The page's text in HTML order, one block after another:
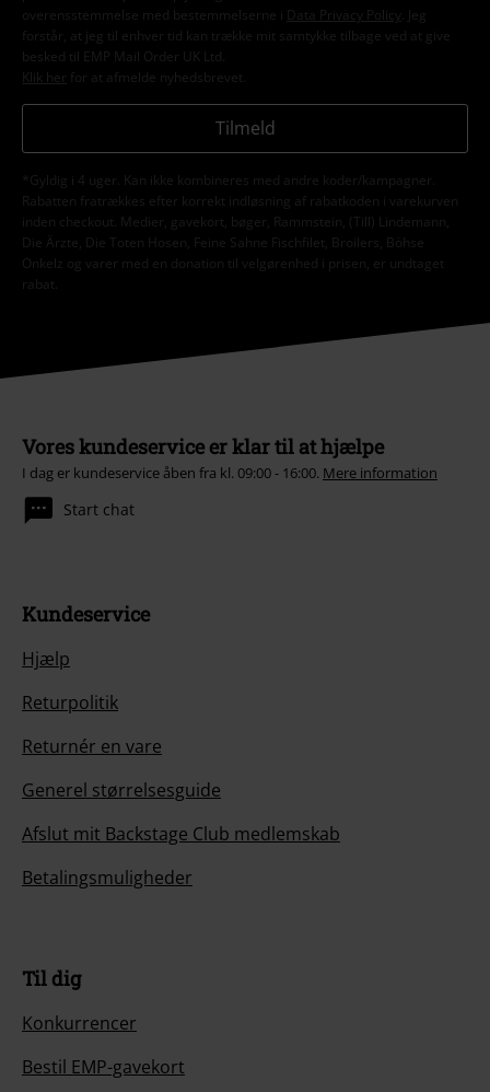
overensstemmelse med bestemmelserne i
Data Privacy Policy
. Jeg
forstår, at jeg til enhver tid kan trække mit samtykke tilbage ved at give
besked til EMP Mail Order UK Ltd.
Klik her
for at afmelde nyhedsbrevet.
Tilmeld
*Gyldig i 4 uger. Kan ikke kombineres med andre koder/kampagner.
Rabatten fratrækkes efter korrekt indløsning af rabatkoden i varekurven
inden checkout. Medier, gavekort, bøger, Rammstein, (Till) Lindemann,
Die Ärzte, Die Toten Hosen, Feine Sahne Fischfilet, Broilers, Böhse
Onkelz og varer med en donation til velgørenhed i prisen, er undtaget
rabat.
Vores kundeservice er klar til at hjælpe
I dag er kundeservice åben fra kl. 09:00 - 16:00. Mere information
Start chat
Kundeservice
Hjælp
Returpolitik
Returnér en vare
Generel størrelsesguide
Afslut mit Backstage Club medlemskab
Betalingsmuligheder
Til dig
Konkurrencer
Bestil EMP-gavekort